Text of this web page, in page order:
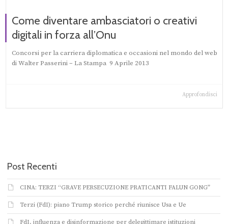
Come diventare ambasciatori o creativi
digitali in forza all’Onu
Concorsi per la carriera diplomatica e occasioni nel mondo del web
di Walter Passerini – La Stampa 9 Aprile 2013
Approfondisci
Post Recenti
CINA: TERZI “GRAVE PERSECUZIONE PRATICANTI FALUN GONG”
Terzi (FdI): piano Trump storico perché riunisce Usa e Ue
FdI, influenza e disinformazione per delegittimare istituzioni